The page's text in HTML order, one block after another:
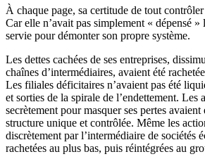
À chaque page, sa certitude de tout
Car elle n’avait pas simplement « dépensé »
servie pour démonter son propre système.
Les dettes cachées de ses entreprises,
chaînes d’intermédiaires, avaient été
Les filiales déficitaires n’avaient pas été
et sorties de la spirale de l’endettement. Les
secrètement pour masquer ses pertes
structure unique et contrôlée. Même les
discrètement par l’intermédiaire de sociétés
rachetées au plus bas, puis réintégrées au